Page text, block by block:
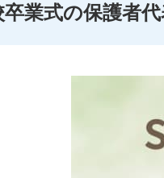
卒業式の保護者